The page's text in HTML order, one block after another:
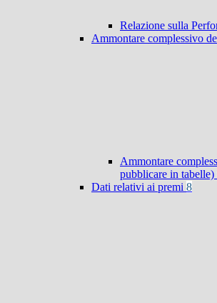
Relazione sulla
Ammontare complessivo
Ammontare
pubblicare in tabelle)
Dati relativi ai premi 8